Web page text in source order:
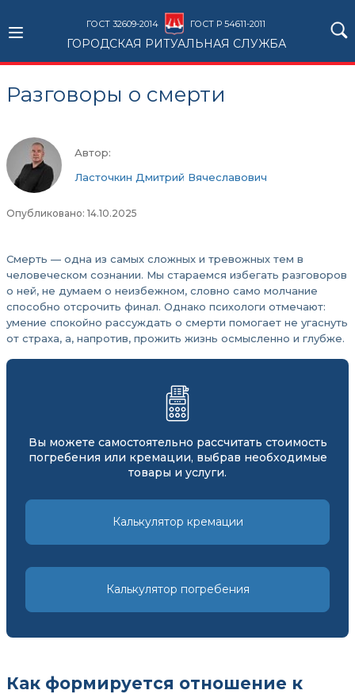
ГОСТ 32609-2014 ГОСТ Р 54611-2011
ГОРОДСКАЯ РИТУАЛЬНАЯ СЛУЖБА
Разговоры о смерти
Автор:
Ласточкин Дмитрий Вячеславович
Опубликовано: 14.10.2025
Смерть — одна из самых сложных и тревожных тем в
человеческом сознании. Мы стараемся избегать разговоров
о ней, не думаем о неизбежном, словно само молчание
способно отсрочить финал. Однако психологи отмечают:
умение спокойно рассуждать о смерти помогает не угаснуть
от страха, а, напротив, прожить жизнь осмысленно и глубже.
Вы можете самостоятельно рассчитать стоимость
погребения или кремации, выбрав необходимые
товары и услуги.
Калькулятор кремации
Калькулятор погребения
Как формируется отношение к